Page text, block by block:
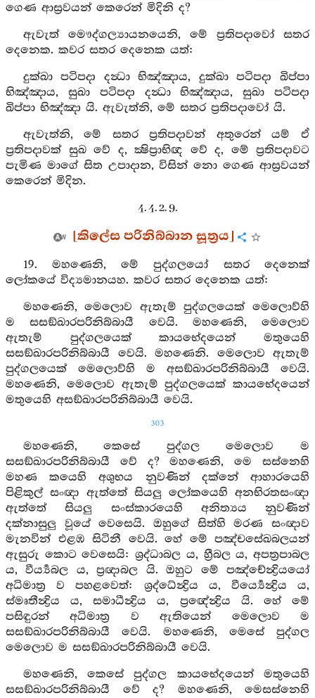
ගෙණ ආස්‍රවයන් කෙරෙන් මිදිනි ද?
ඇවැත් මෞද්ගල්‍යායනයෙනි, මේ ප්‍රතිපදාවෝ සතර
දෙනෙක. කවර සතර දෙනෙක යත්:
දුක්ඛා පටිපදා දන්‍ධා භිඤ්ඤාය, දුක්ඛා පටිපදා ඛිප්පා
භිඤ්ඤාය, සුඛා පටිපදා දන්‍ධා භිඤ්ඤාය, සුඛා පටිපදා
ඛිප්පා භිඤ්ඤා යි. ඇවැත්නි, මේ සතර ප්‍රතිපදාවෝ යි.
ඇවැත්නි, මේ සතර ප්‍රතිපදාවන් අතුරෙන් යම් ඒ
ප්‍රතිපදාවක් සුඛ වේ ද, ක්‍ෂිප්‍රාභිඥ වේ ද, මේ ප්‍රතිපදාවට
පැමිණ මාගේ සිත උපාදාන, විසින් නො ගෙණ ආස්‍රවයන්
කෙරෙන් මිදින.
4. 4. 2. 9.
[කිලේස පරිනිබ්බාන සූත්‍රය]
19. මහණෙනි, මේ පුද්ගලයෝ සතර දෙනෙක්
ලෝකයේ විද්‍යමානයහ. කවර සතර දෙනෙක යත්:
මහණෙනි, මෙලොව ඇතැම් පුද්ගලයෙක් මෙලොව්හි
ම සසඞ්ඛාරපරිනිබ්බායී වෙයි. මහණෙනි, මෙලොව
ඇතැම් පුද්ගලයෙක් කායභේදයෙන් මතුයෙහි
සසඞ්ඛාරපරිනිබ්බායී වෙයි. මහණෙනි. මෙලොව ඇතැම්
පුද්ගලයෙක් මෙලොව්හි ම අසඞ්ඛාරපරිනිබ්බායී වෙයි.
මහණෙනි, මෙලොව ඇතැම් පුද්ගලයෙක් කායභේදයෙන්
මතුයෙහි අසඞ්ඛාරපරිනිබ්බායී වෙයි.
303
මහණෙනි, කෙසේ පුද්ගල මෙලොව ම
සසඞ්ඛාරපරිනිබ්බායී වේ ද? මහණෙනි, මෙ සස්නෙහි
මහණ කයෙහි අශුභය නුවණින් දක්නේ ආහාරයෙහි
පිළිකුල් සංඥා ඇත්තේ සියලු ලෝකයෙහි අනභිරතසංඥා
ඇත්තේ සියලු සංස්කාරයෙහි අනිත්‍යය නුවණින්
දක්නාසුලු වූයේ වෙසෙයි. ඔහුගේ සිත්හි මරණ සංඥාව
මැනවින් එළඹ සිටිනී වෙයි. හේ මේ පඤ්චසේඛබලයන්
ඇසුරු කොට වෙසෙයි: ශ්‍රද්ධාබල ය, හ්‍රීබල ය, අපත්‍රපාබල
ය, වීර්‍ය්‍යබල ය, ප්‍රඥාබල යි. ඔහුට මේ පඤ්චේන්‍ද්‍රියයෝ
අධිමාත්‍ර ව පහළවෙත්: ශ්‍රද්ධේන්‍ද්‍රිය ය, වීර්‍ය්‍යෙන්‍ද්‍රිය ය,
ස්මෘතීන්‍ද්‍රිය ය, සමාධීන්‍ද්‍රිය ය, ප්‍රඥේන්‍ද්‍රිය යි. හේ මේ
පසිඳුරන් අධිමාත්‍ර ව ඇතියෙන් මෙලොව ම
සසඞ්ඛාරපරිනිබ්බායී වෙයි. මහණෙනි, මෙසේ පුද්ගල
මෙලොව ම සසඞ්ඛාරපරිනිබ්බායී වෙයි.
මහණෙනි, කෙසේ පුද්ගල කායභේදයෙන් මතුයෙහි
සසඞ්ඛාරපරිනිබ්බායී වේ ද? මහණෙනි, මෙසස්නෙහි